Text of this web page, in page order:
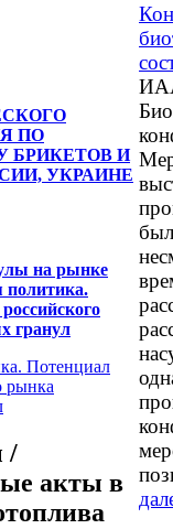
ПО
БРИКЕТОВ И
УКРАИНЕ
на рынке
политика.
гранул
/
акты в